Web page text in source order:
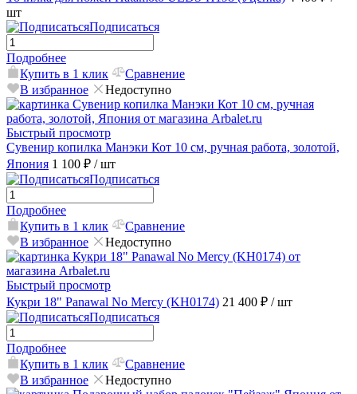
шт
Подписаться
Подробнее
Купить в 1 клик
Сравнение
В избранное
Недоступно
Быстрый просмотр
Сувенир копилка Манэки Кот 10 см, ручная работа, золотой,
Япония 1 100 ₽ / шт
Подписаться
Подробнее
Купить в 1 клик
Сравнение
В избранное
Недоступно
Быстрый просмотр
Кукри 18" Panawal No Mercy (KH0174) 21 400 ₽ / шт
Подписаться
Подробнее
Купить в 1 клик
Сравнение
В избранное
Недоступно